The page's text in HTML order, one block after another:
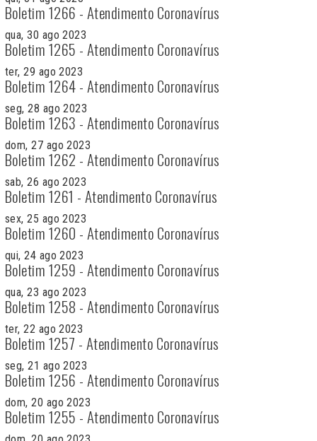
Boletim 1266 - Atendimento Coronavírus
qua, 30 ago 2023
Boletim 1265 - Atendimento Coronavírus
ter, 29 ago 2023
Boletim 1264 - Atendimento Coronavírus
seg, 28 ago 2023
Boletim 1263 - Atendimento Coronavírus
dom, 27 ago 2023
Boletim 1262 - Atendimento Coronavírus
sab, 26 ago 2023
Boletim 1261 - Atendimento Coronavírus
sex, 25 ago 2023
Boletim 1260 - Atendimento Coronavírus
qui, 24 ago 2023
Boletim 1259 - Atendimento Coronavírus
qua, 23 ago 2023
Boletim 1258 - Atendimento Coronavírus
ter, 22 ago 2023
Boletim 1257 - Atendimento Coronavírus
seg, 21 ago 2023
Boletim 1256 - Atendimento Coronavírus
dom, 20 ago 2023
Boletim 1255 - Atendimento Coronavírus